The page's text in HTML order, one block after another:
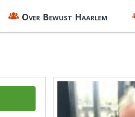
Over Bewust Haarlem